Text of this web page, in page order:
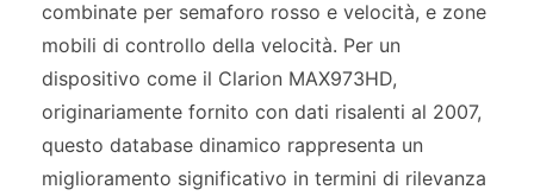
combinate per semaforo rosso e velocità, e zone
mobili di controllo della velocità. Per un
dispositivo come il Clarion MAX973HD,
originariamente fornito con dati risalenti al 2007,
questo database dinamico rappresenta un
miglioramento significativo in termini di rilevanza